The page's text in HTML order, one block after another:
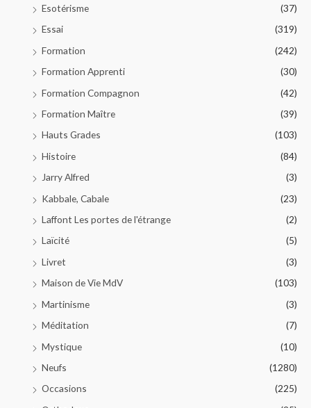
Esotérisme
(37)
Essai
(319)
Formation
(242)
Formation Apprenti
(30)
Formation Compagnon
(42)
Formation Maître
(39)
Hauts Grades
(103)
Histoire
(84)
Jarry Alfred
(3)
Kabbale, Cabale
(23)
Laffont Les portes de l'étrange
(2)
Laïcité
(5)
Livret
(3)
Maison de Vie MdV
(103)
Martinisme
(3)
Méditation
(7)
Mystique
(10)
Neufs
(1280)
Occasions
(225)